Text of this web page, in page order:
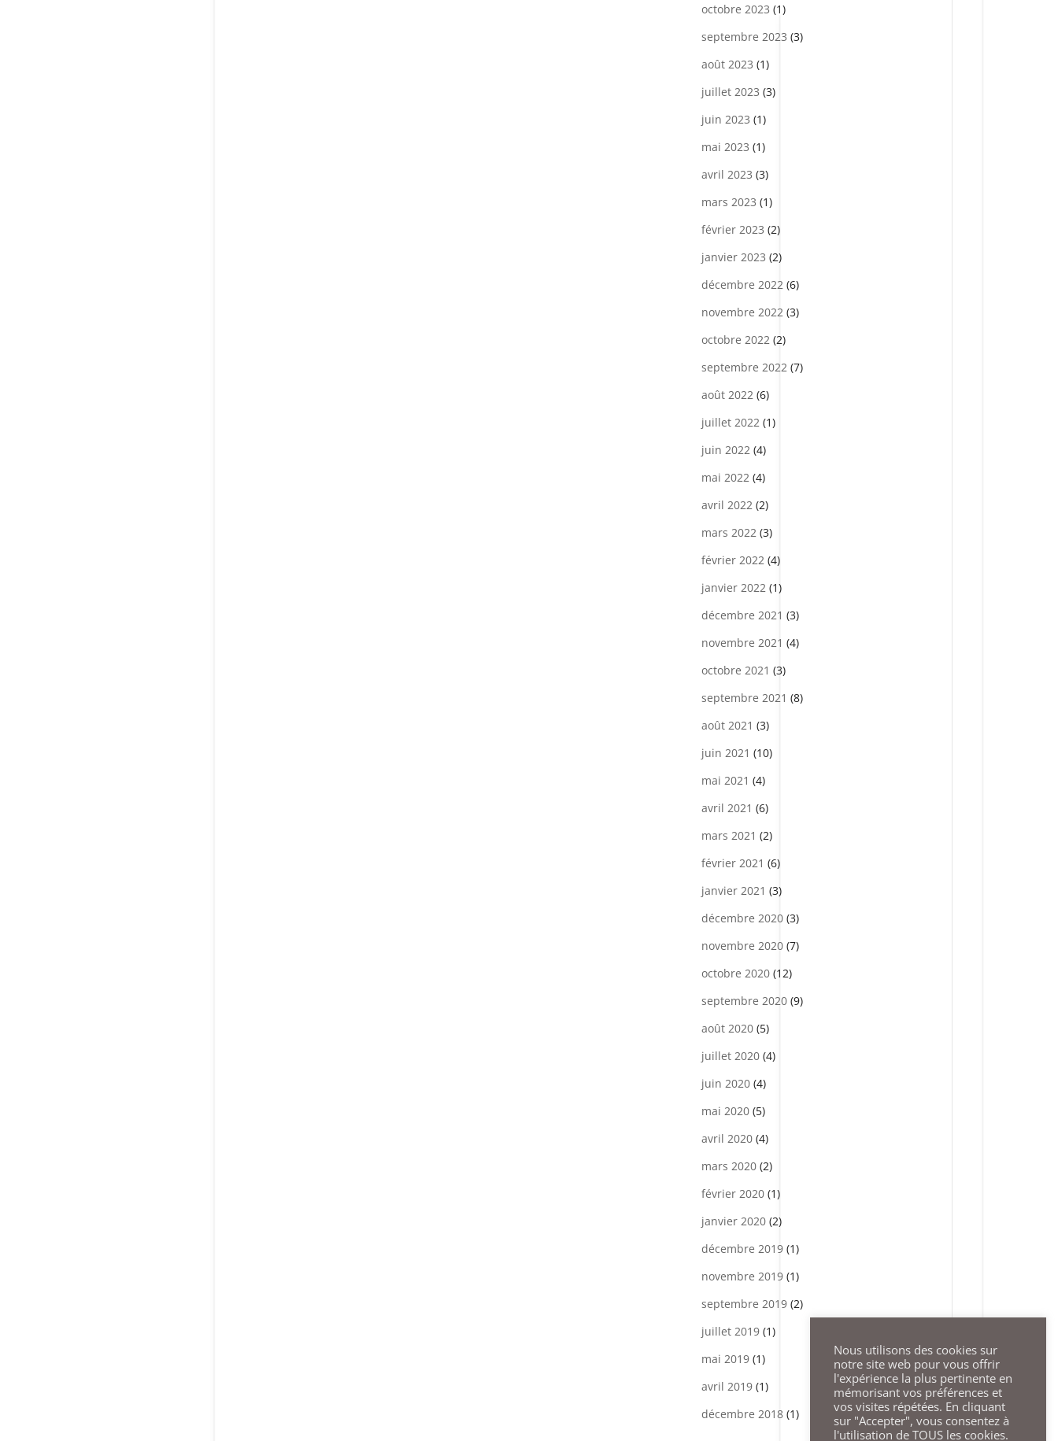
octobre 2023 (1)
septembre 2023 (3)
août 2023 (1)
juillet 2023 (3)
juin 2023 (1)
mai 2023 (1)
avril 2023 (3)
mars 2023 (1)
février 2023 (2)
janvier 2023 (2)
décembre 2022 (6)
novembre 2022 (3)
octobre 2022 (2)
septembre 2022 (7)
août 2022 (6)
juillet 2022 (1)
juin 2022 (4)
mai 2022 (4)
avril 2022 (2)
mars 2022 (3)
février 2022 (4)
janvier 2022 (1)
décembre 2021 (3)
novembre 2021 (4)
octobre 2021 (3)
septembre 2021 (8)
août 2021 (3)
juin 2021 (10)
mai 2021 (4)
avril 2021 (6)
mars 2021 (2)
février 2021 (6)
janvier 2021 (3)
décembre 2020(3)
novembre 2020(7)
octobre 2020(12)
septembre 2020(9)
août 2020(5)
juillet 2020(4)
juin 2020(4)
mai 2020(5)
avril 2020(4)
mars 2020(2)
février 2020(1)
janvier 2020(2)
décembre 2019(1)
novembre 2019(1)
septembre 2019(2)
juillet 2019(1)
mai 2019(1)
avril 2019(1)
décembre 2018(1)
Nous utilisons des cookies sur
notre site web pour vous offrir
l'expérience la plus pertinente en
mémorisant vos préférences et
vos visites répétées. En cliquant
sur "Accepter", vous consentez à
l'utilisation de TOUS les cookies.